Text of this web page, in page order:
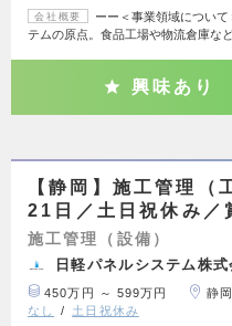
会社概要
ーー＜事業領域につい
テムの原点。食品工場や物流倉庫な
興味あり
【静岡】施工管理（
21日／土日祝休み／
施工管理（設備）
日軽パネルシステム株式
450万円 ～ 599万円 静
なし
土日祝休み